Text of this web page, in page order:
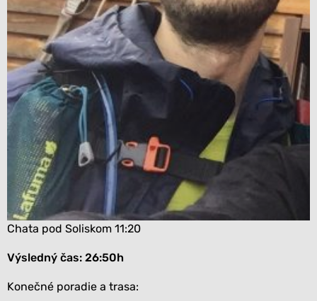
Chata pod Soliskom 11:20
Výsledný čas: 26:50h
Konečné poradie a trasa: